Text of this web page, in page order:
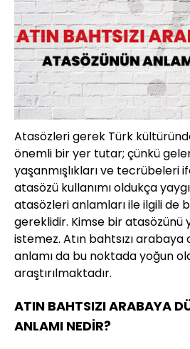
Atasözleri gerek Türk
önemli bir yer tutar; çünkü
yaşanmışlıkları ve tecrübeleri
atasözü kullanımı oldukça
atasözleri anlamları ile ilgili de
gereklidir. Kimse bir atasözünü
istemez. Atın bahtsızı
anlamı da bu noktada yoğun
araştırılmaktadır.
ATIN BAHTSIZI ARABAYA
ANLAMI NEDİR?